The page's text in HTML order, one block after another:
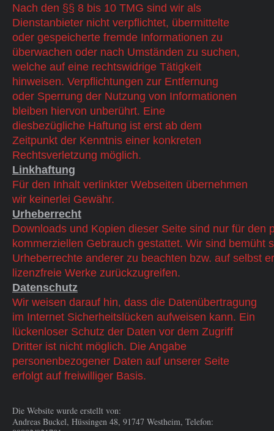
Nach den §§ 8 bis 10 TMG sind wir als
Dienstanbieter nicht verpflichtet, übermittelte
oder gespeicherte fremde Informationen zu
überwachen oder nach Umständen zu suchen,
welche auf eine rechtswidrige Tätigkeit
hinweisen. Verpflichtungen zur Entfernung
oder Sperrung der Nutzung von Informationen
bleiben hiervon unberührt. Eine
diesbezügliche Haftung ist erst ab dem
Zeitpunkt der Kenntnis einer konkreten
Rechtsverletzung möglich.
Linkhaftung
Für den Inhalt verlinkter Webseiten übernehmen
wir keinerlei Gewähr.
Urheberrecht
Downloads und Kopien dieser Seite sind nur für den
kommerziellen Gebrauch gestattet. Wir sind bemüht
Urheberrechte anderer zu beachten bzw. auf selbst
lizenzfreie Werke zurückzugreifen.
Datenschutz
Wir weisen darauf hin, dass die Datenübertragung
im Internet Sicherheitslücken aufweisen kann. Ein
lückenloser Schutz der Daten vor dem Zugriff
Dritter ist nicht möglich. Die Angabe
personenbezogener Daten auf unserer Seite
erfolgt auf freiwilliger Basis.
Die Website wurde erstellt von:
Andreas Buckel, Hüssingen 48, 91747 Westheim, Telefon: